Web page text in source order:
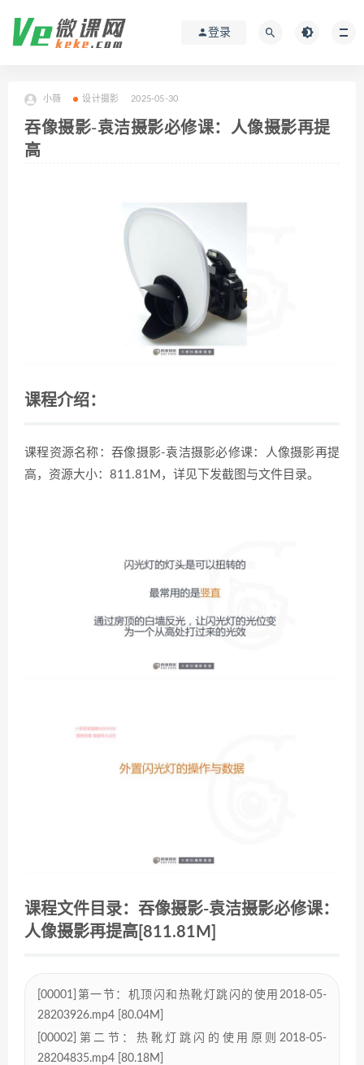
登录
小薇 设计摄影 2025-05-30
吞像摄影-袁洁摄影必修课：人像摄影再提
高
课程介绍：
课程资源名称：吞像摄影-袁洁摄影必修课：人像摄影再提
高，资源大小：811.81M，详见下发截图与文件目录。
课程文件目录：吞像摄影-袁洁摄影必修课：
人像摄影再提高[811.81M]
[00001]第一节：机顶闪和热靴灯跳闪的使用2018-05-
28203926.mp4 [80.04M]
[00002]第二节：热靴灯跳闪的使用原则2018-05-
28204835.mp4 [80.18M]